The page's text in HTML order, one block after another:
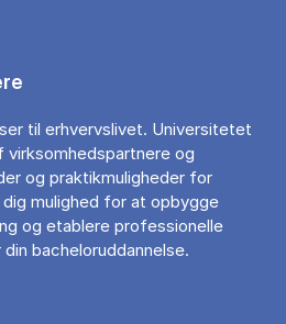
til erhvervslivet. Universitetet
og
og praktikmuligheder for
mulighed for at opbygge
og etablere professionelle
bacheloruddannelse.